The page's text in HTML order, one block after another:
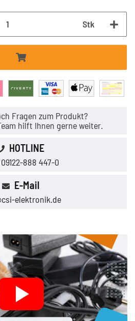
Stk
Fragen zum Produkt?
hilft Ihnen gerne weiter.
HOTLINE
888 447-0
E-Mail
elektronik.de